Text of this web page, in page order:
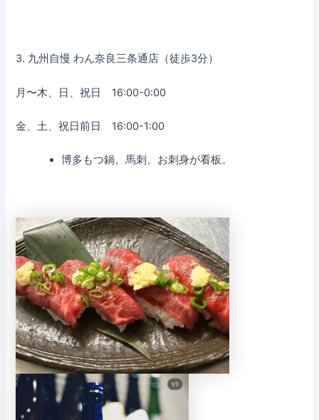
3. 九州自慢 わん奈良三条通店（徒歩3分）
月〜木、日、祝日 16:00-0:00
金、土、祝日前日 16:00-1:00
博多もつ鍋、馬刺、お刺身が看板。